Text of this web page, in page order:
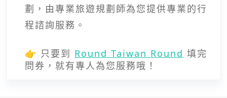
劃，由專業旅遊規劃師為您提供專業的行
程諮詢服務。
👉 只要到 Round Taiwan Round 填完
問券，就有專人為您服務哦！